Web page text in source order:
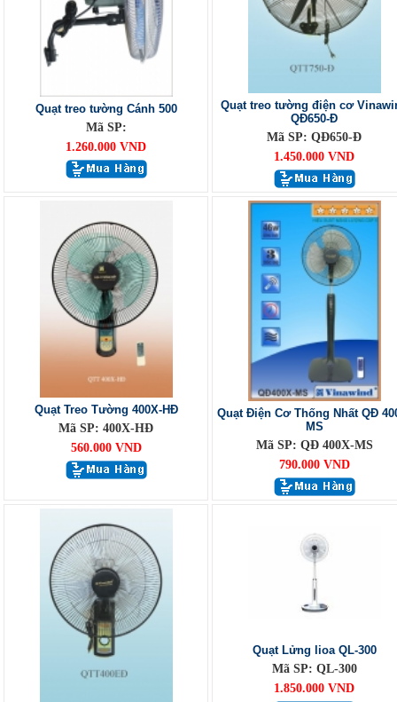
Quạt treo tường Cánh 500
Mã SP:
1.260.000 VND
Quạt treo tường điện cơ
QĐ650-Đ
Mã SP: QĐ650-Đ
1.450.000 VND
Quạt Treo Tường 400X-HĐ
Mã SP: 400X-HĐ
560.000 VND
Quạt Điện Cơ Thống Nhất QĐ
MS
Mã SP: QĐ 400X-MS
790.000 VND
Quạt Lửng lioa QL-300
Mã SP: QL-300
1.850.000 VND